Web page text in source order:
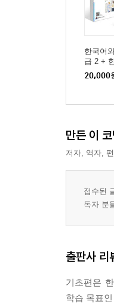
한국어
급 2 +
화 초급
20,000
만든 이
저자, 역자,
접수된
독자 분
출판사 리
기초편은
학습 목표